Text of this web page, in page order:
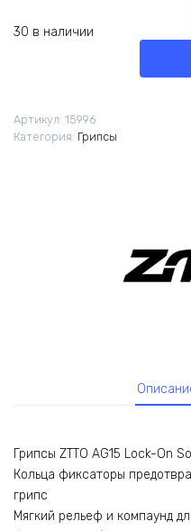
30 в наличии
Артикул: 15996
Категория: Грипсы
Грипсы ZTTO AG15 Lock-On
Кольца фиксаторы
грипс
Мягкий рельеф и компаунд